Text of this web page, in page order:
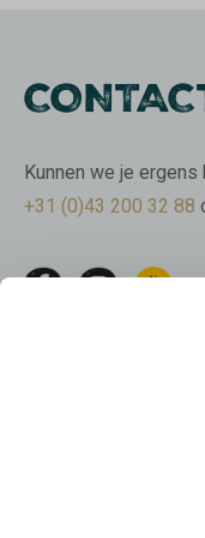
Kunnen we je ergens
+31 (0)43 200 32 88